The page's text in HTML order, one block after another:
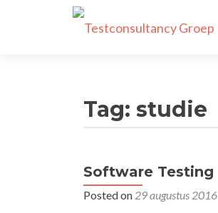
Tag: studie
Software Testing
Posted on 29 augustus 2016